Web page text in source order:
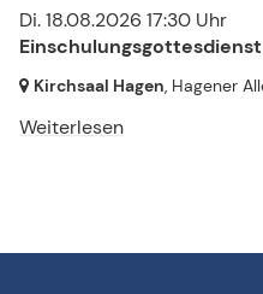
Di. 18.08.2026 17:30 Uhr
Einschulungsgottesdienst
Kirchsaal Hagen, Hagener
Weiterlesen